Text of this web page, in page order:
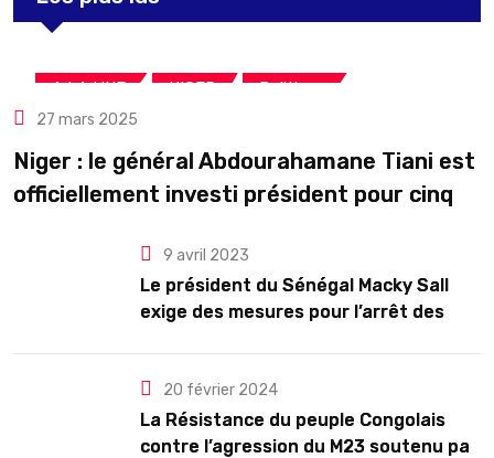
A LA UNE NIGER Politique
27 mars 2025
Niger : le général Abdourahamane Tiani est
officiellement investi président pour cinq
9 avril 2023
Le président du Sénégal Macky Sall
exige des mesures pour l’arrêt des
20 février 2024
La Résistance du peuple Congolais
contre l’agression du M23 soutenu par